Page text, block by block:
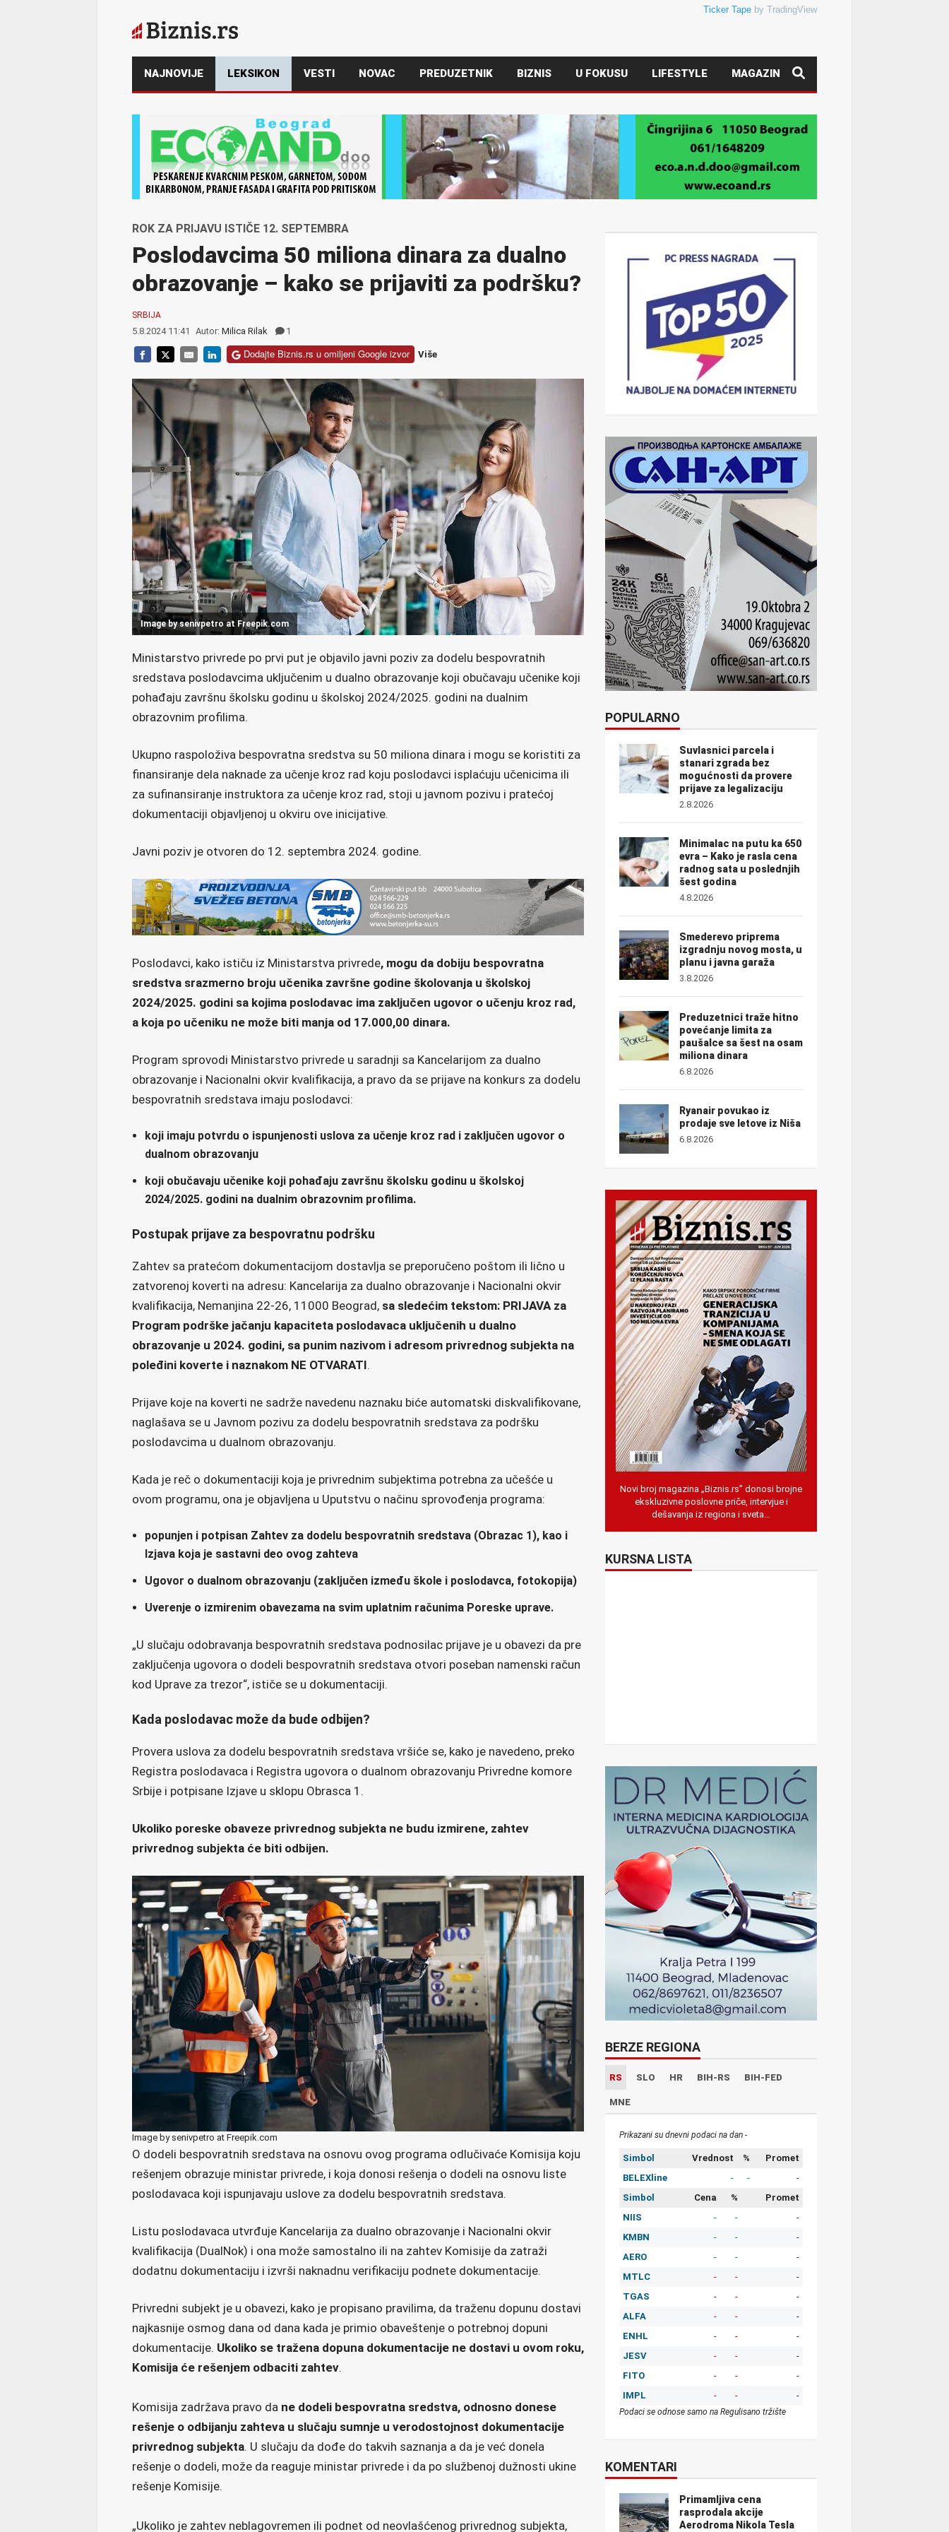
Ticker Tape by TradingView
NAJNOVIJE LEKSIKON VESTI NOVAC PREDUZETNIK BIZNIS U FOKUSU LIFESTYLE MAGAZIN
ROK ZA PRIJAVU ISTIČE 12. SEPTEMBRA
Poslodavcima 50 miliona dinara za dualno
obrazovanje – kako se prijaviti za podršku?
SRBIJA
5.8.2024 11:41 Autor: Milica Rilak 1
Dodajte Biznis.rs u omiljeni Google izvor Više
Image by senivpetro at Freepik.com
Ministarstvo privrede po prvi put je objavilo javni poziv za dodelu bespovratnih
sredstava poslodavcima uključenim u dualno obrazovanje koji obučavaju učenike koji
pohađaju završnu školsku godinu u školskoj 2024/2025. godini na dualnim
obrazovnim profilima.
Ukupno raspoloživa bespovratna sredstva su 50 miliona dinara i mogu se koristiti za
finansiranje dela naknade za učenje kroz rad koju poslodavci isplaćuju učenicima ili
za sufinansiranje instruktora za učenje kroz rad, stoji u javnom pozivu i pratećoj
dokumentaciji objavljenoj u okviru ove inicijative.
Javni poziv je otvoren do 12. septembra 2024. godine.
Poslodavci, kako ističu iz Ministarstva privrede, mogu da dobiju bespovratna
sredstva srazmerno broju učenika završne godine školovanja u školskoj
2024/2025. godini sa kojima poslodavac ima zaključen ugovor o učenju kroz rad,
a koja po učeniku ne može biti manja od 17.000,00 dinara.
Program sprovodi Ministarstvo privrede u saradnji sa Kancelarijom za dualno
obrazovanje i Nacionalni okvir kvalifikacija, a pravo da se prijave na konkurs za dodelu
bespovratnih sredstava imaju poslodavci:
koji imaju potvrdu o ispunjenosti uslova za učenje kroz rad i zaključen ugovor o
dualnom obrazovanju
koji obučavaju učenike koji pohađaju završnu školsku godinu u školskoj
2024/2025. godini na dualnim obrazovnim profilima.
Postupak prijave za bespovratnu podršku
Zahtev sa pratećom dokumentacijom dostavlja se preporučeno poštom ili lično u
zatvorenoj koverti na adresu: Kancelarija za dualno obrazovanje i Nacionalni okvir
kvalifikacija, Nemanjina 22-26, 11000 Beograd, sa sledećim tekstom: PRIJAVA za
Program podrške jačanju kapaciteta poslodavaca uključenih u dualno
obrazovanje u 2024. godini, sa punim nazivom i adresom privrednog subjekta na
poleđini koverte i naznakom NE OTVARATI.
Prijave koje na koverti ne sadrže navedenu naznaku biće automatski diskvalifikovane,
naglašava se u Javnom pozivu za dodelu bespovratnih sredstava za podršku
poslodavcima u dualnom obrazovanju.
Kada je reč o dokumentaciji koja je privrednim subjektima potrebna za učešće u
ovom programu, ona je objavljena u Uputstvu o načinu sprovođenja programa:
popunjen i potpisan Zahtev za dodelu bespovratnih sredstava (Obrazac 1), kao i
Izjava koja je sastavni deo ovog zahteva
Ugovor o dualnom obrazovanju (zaključen između škole i poslodavca, fotokopija)
Uverenje o izmirenim obavezama na svim uplatnim računima Poreske uprave.
„U slučaju odobravanja bespovratnih sredstava podnosilac prijave je u obavezi da pre
zaključenja ugovora o dodeli bespovratnih sredstava otvori poseban namenski račun
kod Uprave za trezor“, ističe se u dokumentaciji.
Kada poslodavac može da bude odbijen?
Provera uslova za dodelu bespovratnih sredstava vršiće se, kako je navedeno, preko
Registra poslodavaca i Registra ugovora o dualnom obrazovanju Privredne komore
Srbije i potpisane Izjave u sklopu Obrasca 1.
Ukoliko poreske obaveze privrednog subjekta ne budu izmirene, zahtev
privrednog subjekta će biti odbijen.
Image by senivpetro at Freepik.com
O dodeli bespovratnih sredstava na osnovu ovog programa odlučivaće Komisija koju
rešenjem obrazuje ministar privrede, i koja donosi rešenja o dodeli na osnovu liste
poslodavaca koji ispunjavaju uslove za dodelu bespovratnih sredstava.
Listu poslodavaca utvrđuje Kancelarija za dualno obrazovanje i Nacionalni okvir
kvalifikacija (DualNok) i ona može samostalno ili na zahtev Komisije da zatraži
dodatnu dokumentaciju i izvrši naknadnu verifikaciju podnete dokumentacije.
Privredni subjekt je u obavezi, kako je propisano pravilima, da traženu dopunu dostavi
najkasnije osmog dana od dana kada je primio obaveštenje o potrebnoj dopuni
dokumentacije. Ukoliko se tražena dopuna dokumentacije ne dostavi u ovom roku,
Komisija će rešenjem odbaciti zahtev.
Komisija zadržava pravo da ne dodeli bespovratna sredstva, odnosno donese
rešenje o odbijanju zahteva u slučaju sumnje u verodostojnost dokumentacije
privrednog subjekta. U slučaju da dođe do takvih saznanja a da je već donela
rešenje o dodeli, može da reaguje ministar privrede i da po službenoj dužnosti ukine
rešenje Komisije.
„Ukoliko je zahtev neblagovremen ili podnet od neovlašćenog privrednog subjekta,
POPULARNO
Suvlasnici parcela i
stanari zgrada bez
mogućnosti da provere
prijave za legalizaciju
2.8.2026
Minimalac na putu ka 650
evra – Kako je rasla cena
radnog sata u poslednjih
šest godina
4.8.2026
Smederevo priprema
izgradnju novog mosta, u
planu i javna garaža
3.8.2026
Preduzetnici traže hitno
povećanje limita za
paušalce sa šest na osam
miliona dinara
6.8.2026
Ryanair povukao iz
prodaje sve letove iz Niša
6.8.2026
Novi broj magazina „Biznis.rs” donosi brojne
ekskluzivne poslovne priče, intervjue i
dešavanja iz regiona i sveta…
KURSNA LISTA
BERZE REGIONA
RS SLO HR BIH-RS BIH-FED
MNE
Prikazani su dnevni podaci na dan -
Simbol Vrednost %
Promet
BELEXline
- -
-
Simbol
Cena %
Promet
NIIS
- -
-
KMBN
- -
-
AERO
- -
-
MTLC
- -
-
TGAS
- -
-
ALFA
- -
-
ENHL
- -
-
JESV
- -
-
FITO
- -
-
IMPL
- - -
Podaci se odnose samo na Regulisano tržište
KOMENTARI
Primamljiva cena
rasprodala akcije
Aerodroma Nikola Tesla